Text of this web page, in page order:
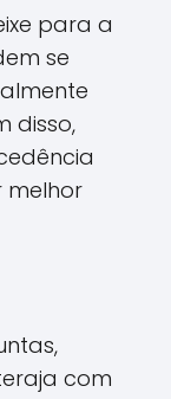
para a
se
disso,
com